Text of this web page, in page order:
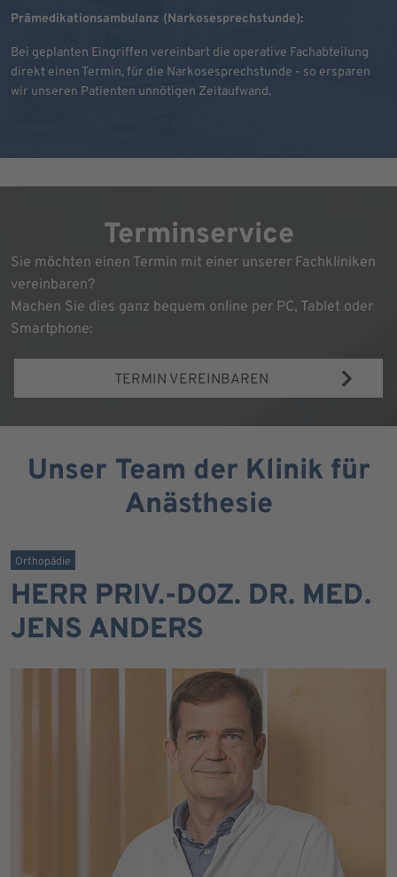
Prämedikationsambulanz (Narkosesprechstunde):
Bei geplanten Eingriffen vereinbart die operative Fachabteilung
direkt einen Termin, für die Narkosesprechstunde - so ersparen
wir unseren Patienten unnötigen Zeitaufwand.
Terminservice
Sie möchten einen Termin mit einer unserer Fachkliniken
vereinbaren?
Machen Sie dies ganz bequem online per PC, Tablet oder
Smartphone:
TERMIN VEREINBAREN
Unser Team der Klinik für
Anästhesie
Orthopädie
HERR PRIV.-DOZ. DR. MED.
JENS ANDERS